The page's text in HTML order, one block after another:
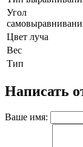
Угол
Цвет луча
Вес
Тип
Написать
Ваше имя: